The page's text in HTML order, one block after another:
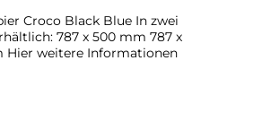
Croco Black Blue In zwei
x 500 mm 787 x
1092 mm Hier weitere Informationen